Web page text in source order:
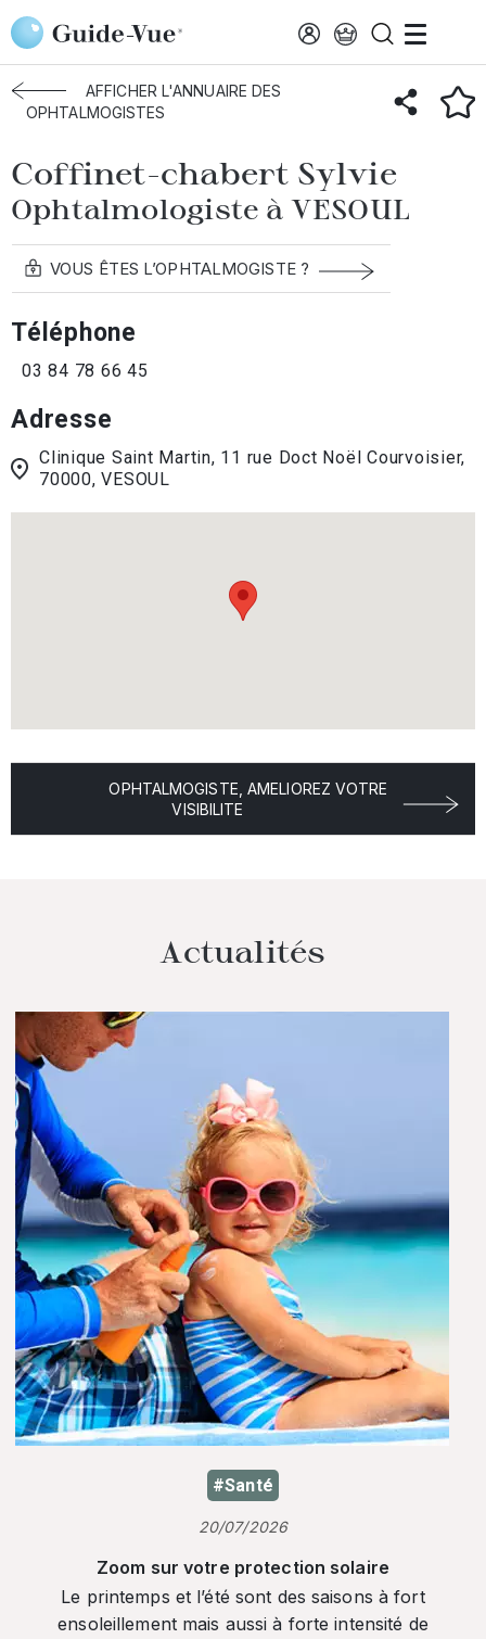
Aller au contenu principal
Accueil Annuaire des ophtalmologistes Vesoul Coffinet
AFFICHER L'ANNUAIRE DES
OPHTALMOGISTES
Coffinet-chabert Sylvie
Ophtalmologiste à VESOUL
VOUS ÊTES L’OPHTALMOGISTE ?
Téléphone
03 84 78 66 45
Adresse
Clinique Saint Martin, 11 rue Doct Noël Courvoisier,
70000, VESOUL
OPHTALMOGISTE, AMELIOREZ VOTRE
VISIBILITE
Actualités
#Santé
20/07/2026
Zoom sur votre protection solaire
Le printemps et l’été sont des saisons à fort
ensoleillement mais aussi à forte intensité de